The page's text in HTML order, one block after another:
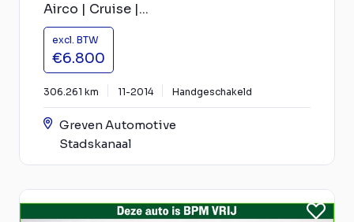
Airco | Cruise |...
excl. BTW
€6.800
306.261 km 11-2014 Handgeschakeld
Greven Automotive
Stadskanaal